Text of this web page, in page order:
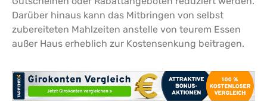
Darüber hinaus kann das Mitbringen von selbst
zubereiteten Mahlzeiten anstelle von teurem Essen
außer Haus erheblich zur Kostensenkung beitragen.